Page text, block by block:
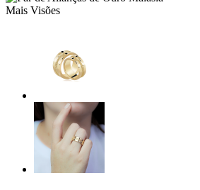
Mais Visões